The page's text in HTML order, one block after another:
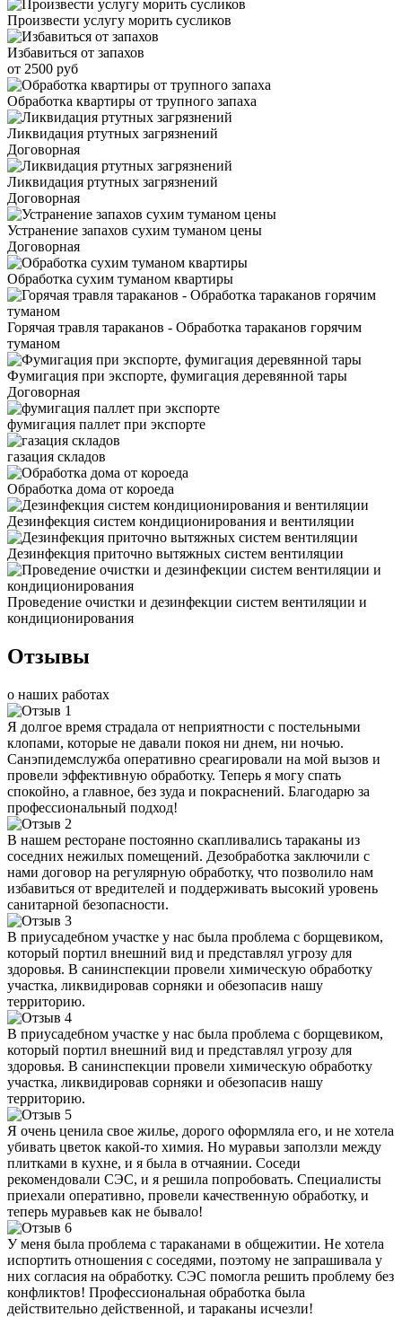
Произвести услугу морить сусликов
Избавиться от запахов
от 2500 руб
Обработка квартиры от трупного запаха
Ликвидация ртутных загрязнений
Договорная
Ликвидация ртутных загрязнений
Договорная
Устранение запахов сухим туманом цены
Договорная
Обработка сухим туманом квартиры
Горячая травля тараканов - Обработка тараканов горячим
туманом
Фумигация при экспорте, фумигация деревянной тары
Договорная
фумигация паллет при экспорте
газация складов
Обработка дома от короеда
Дезинфекция систем кондиционирования и вентиляции
Дезинфекция приточно вытяжных систем вентиляции
Проведение очистки и дезинфекции систем вентиляции и
кондиционирования
Отзывы
о наших работах
Я долгое время страдала от неприятности с постельными
клопами, которые не давали покоя ни днем, ни ночью.
Санэпидемслужба оперативно среагировали на мой вызов и
провели эффективную обработку. Теперь я могу спать
спокойно, а главное, без зуда и покраснений. Благодарю за
профессиональный подход!
В нашем ресторане постоянно скапливались тараканы из
соседних нежилых помещений. Дезобработка заключили с
нами договор на регулярную обработку, что позволило нам
избавиться от вредителей и поддерживать высокий уровень
санитарной безопасности.
В приусадебном участке у нас была проблема с борщевиком,
который портил внешний вид и представлял угрозу для
здоровья. В санинспекции провели химическую обработку
участка, ликвидировав сорняки и обезопасив нашу
территорию.
В приусадебном участке у нас была проблема с борщевиком,
который портил внешний вид и представлял угрозу для
здоровья. В санинспекции провели химическую обработку
участка, ликвидировав сорняки и обезопасив нашу
территорию.
Я очень ценила свое жилье, дорого оформляла его, и не хотела
убивать цветок какой-то химия. Но муравьи заползли между
плитками в кухне, и я была в отчаянии. Соседи
рекомендовали СЭС, и я решила попробовать. Специалисты
приехали оперативно, провели качественную обработку, и
теперь муравьев как не бывало!
У меня была проблема с тараканами в общежитии. Не хотела
испортить отношения с соседями, поэтому не запрашивала у
них согласия на обработку. СЭС помогла решить проблему без
конфликтов! Профессиональная обработка была
действительно действенной, и тараканы исчезли!